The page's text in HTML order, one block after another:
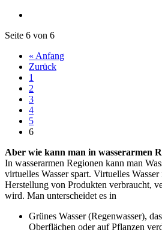
Seite 6 von 6
« Anfang
Zurück
1
2
3
4
5
6
Aber wie kann man in wasserarmen
In wasserarmen Regionen kann man
virtuelles Wasser spart. Virtuelles Wasser
Herstellung von Produkten verbraucht,
wird. Man unterscheidet es in
Grünes Wasser (Regenwasser),
Oberflächen oder auf Pflanzen